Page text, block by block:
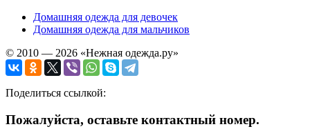
Домашняя одежда для девочек
Домашняя одежда для мальчиков
© 2010 — 2026 «Нежная одежда.ру»
Поделиться ссылкой:
Пожалуйста, оставьте контактный номер.